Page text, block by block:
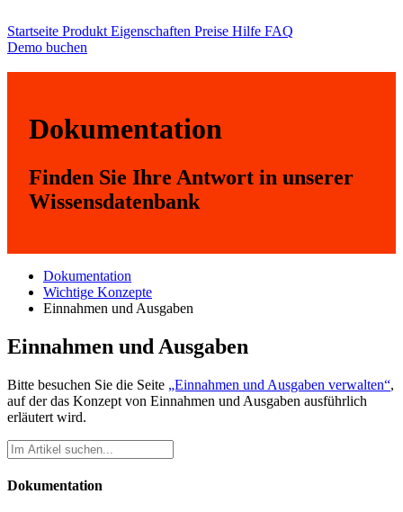
Startseite Produkt Eigenschaften Preise Hilfe FAQ
Demo buchen
Dokumentation
Finden Sie Ihre Antwort in unserer
Wissensdatenbank
Dokumentation
Wichtige Konzepte
Einnahmen und Ausgaben
Einnahmen und Ausgaben
Bitte besuchen Sie die Seite „Einnahmen und Ausgaben verwalten“,
auf der das Konzept von Einnahmen und Ausgaben ausführlich
erläutert wird.
Dokumentation